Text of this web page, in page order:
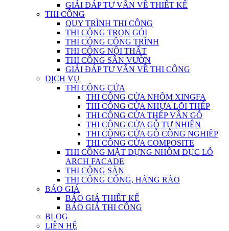
GIẢI ĐÁP TƯ VẤN VỀ THIẾT KẾ
THI CÔNG
QUY TRÌNH THI CÔNG
THI CÔNG TRỌN GÓI
THI CÔNG CÔNG TRÌNH
THI CÔNG NỘI THẤT
THI CÔNG SÂN VƯỜN
GIẢI ĐÁP TƯ VẤN VỀ THI CÔNG
DỊCH VỤ
THI CÔNG CỬA
THI CÔNG CỬA NHÔM XINGFA
THI CÔNG CỬA NHỰA LÕI THÉP
THI CÔNG CỬA THÉP VÂN GỖ
THI CÔNG CỬA GỖ TỰ NHIÊN
THI CÔNG CỬA GỖ CÔNG NGHIỆP
THI CÔNG CỬA COMPOSITE
THI CÔNG MẶT DỰNG NHÔM ĐỤC LỖ
ARCH FACADE
THI CÔNG SÀN
THI CÔNG CỔNG, HÀNG RÀO
BÁO GIÁ
BÁO GIÁ THIẾT KẾ
BÁO GIÁ THI CÔNG
BLOG
LIÊN HỆ